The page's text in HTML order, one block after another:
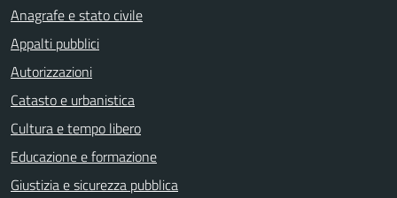
Anagrafe e stato civile
Appalti pubblici
Autorizzazioni
Catasto e urbanistica
Cultura e tempo libero
Educazione e formazione
Giustizia e sicurezza pubblica